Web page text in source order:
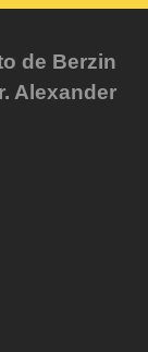
de Berzin
Alexander